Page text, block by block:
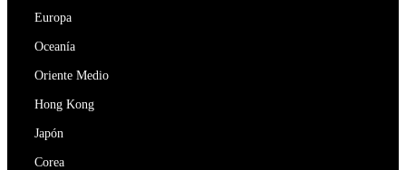
Europa
Oceanía
Oriente Medio
Hong Kong
Japón
Corea